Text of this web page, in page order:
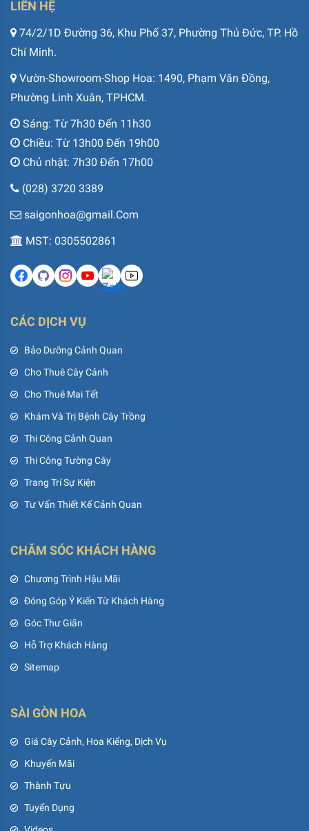
LIÊN HỆ
74/2/1D Đường 36, Khu Phố 37, Phường Thủ Đức, TP. Hồ
Chí Minh.
Vườn-Showroom-Shop Hoa: 1490, Phạm Văn Đồng,
Phường Linh Xuân, TPHCM.
Sáng: Từ 7h30 Đến 11h30
Chiều: Từ 13h00 Đến 19h00
Chủ nhật: 7h30 Đến 17h00
(028) 3720 3389
saigonhoa@gmail.Com
MST: 0305502861
CÁC DỊCH VỤ
Bảo Dưỡng Cảnh Quan
Cho Thuê Cây Cảnh
Cho Thuê Mai Tết
Khám Và Trị Bệnh Cây Trồng
Thi Công Cảnh Quan
Thi Công Tường Cây
Trang Trí Sự Kiện
Tư Vấn Thiết Kế Cảnh Quan
CHĂM SÓC KHÁCH HÀNG
Chương Trình Hậu Mãi
Đóng Góp Ý Kiến Từ Khách Hàng
Góc Thư Giãn
Hỗ Trợ Khách Hàng
Sitemap
SÀI GÒN HOA
Giá Cây Cảnh, Hoa Kiểng, Dịch Vụ
Khuyến Mãi
Thành Tựu
Tuyển Dụng